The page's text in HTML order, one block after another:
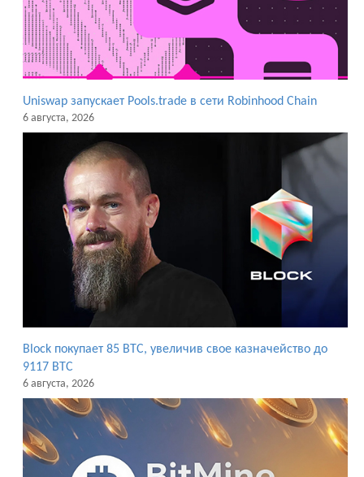
Uniswap запускает Pools.trade в сети Robinhood Chain
6 августа, 2026
Block покупает 85 BTC, увеличив свое казначейство до
9117 BTC
6 августа, 2026